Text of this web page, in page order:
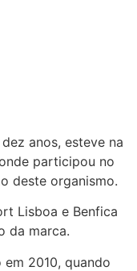
anos, esteve na
participou no
deste organismo.
Lisboa e Benfica
da marca.
em 2010, quando